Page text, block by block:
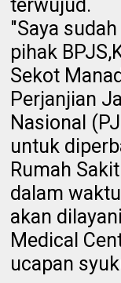
terwujud.
"Saya
pihak
Sekot
Perjanjian
Nasional
untuk
Rumah
dalam
akan
Medical
ucapan